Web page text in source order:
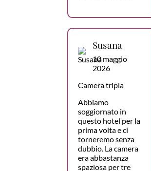
Susana
10 maggio
2026
Camera tripla
Abbiamo
soggiornato in
questo hotel per la
prima volta e ci
torneremo senza
dubbio. La camera
era abbastanza
spaziosa per tre